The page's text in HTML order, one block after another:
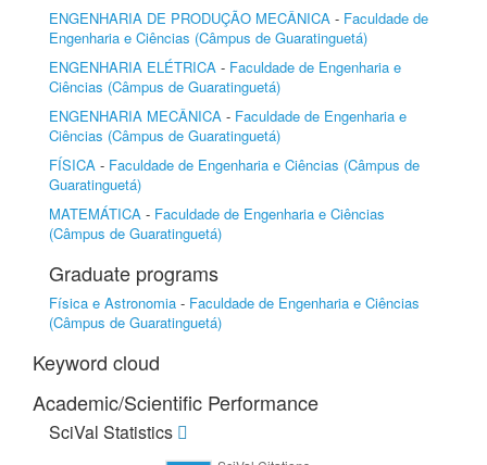
ENGENHARIA DE PRODUÇÃO MECÂNICA - Faculdade de
Engenharia e Ciências (Câmpus de Guaratinguetá)
ENGENHARIA ELÉTRICA - Faculdade de Engenharia e
Ciências (Câmpus de Guaratinguetá)
ENGENHARIA MECÂNICA - Faculdade de Engenharia e
Ciências (Câmpus de Guaratinguetá)
FÍSICA - Faculdade de Engenharia e Ciências (Câmpus de
Guaratinguetá)
MATEMÁTICA - Faculdade de Engenharia e Ciências
(Câmpus de Guaratinguetá)
Graduate programs
Física e Astronomia - Faculdade de Engenharia e Ciências
(Câmpus de Guaratinguetá)
Keyword cloud
Academic/Scientific Performance
SciVal Statistics